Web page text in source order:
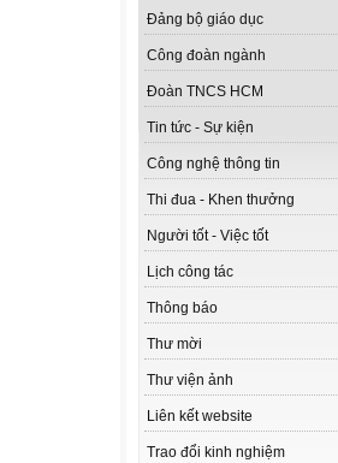
Đảng bộ giáo dục
Công đoàn ngành
Đoàn TNCS HCM
Tin tức - Sự kiện
Công nghệ thông tin
Thi đua - Khen thưởng
Người tốt - Việc tốt
Lịch công tác
Thông báo
Thư mời
Thư viện ảnh
Liên kết website
Trao đổi kinh nghiệm